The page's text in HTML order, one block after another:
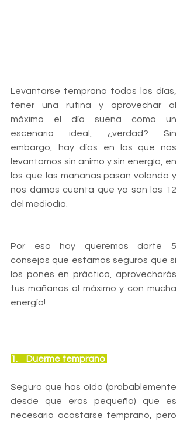
Levantarse temprano todos los días,
tener una rutina y aprovechar al
máximo el día suena como un
escenario ideal, ¿verdad? Sin
embargo, hay días en los que nos
levantamos sin ánimo y sin energía, en
los que las mañanas pasan volando y
nos damos cuenta que ya son las 12
del mediodía.
Por eso hoy queremos darte 5
consejos que estamos seguros que si
los pones en práctica, aprovecharás
tus mañanas al máximo y con mucha
energía!
1.     Duerme temprano
Seguro que has oído (probablemente
desde que eras pequeño) que es
necesario acostarse temprano, pero